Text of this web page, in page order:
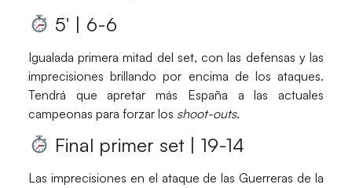
5′ | 6-6
Igualada primera mitad del set, con las defensas y las
imprecisiones brillando por encima de los ataques.
Tendrá que apretar más España a las actuales
campeonas para forzar los shoot-outs.
Final primer set | 19-14
Las imprecisiones en el ataque de lasGuerreras de la